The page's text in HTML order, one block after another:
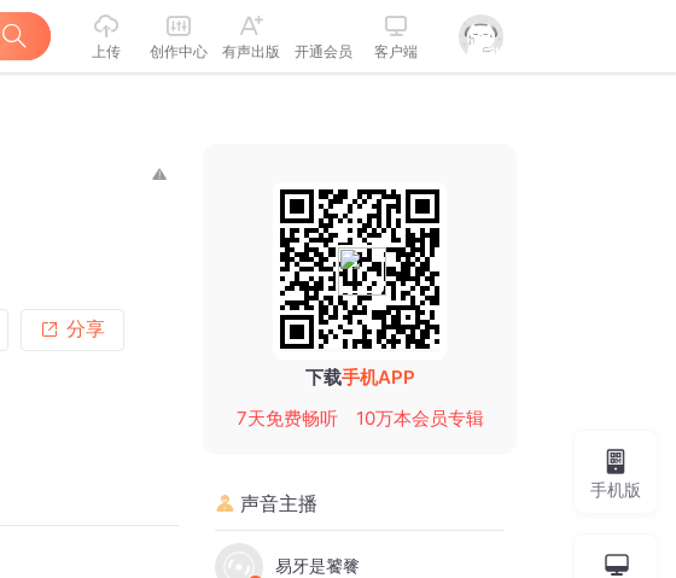
上传 创作中心 有声出版 开通会员 客户端
分享
下载手机APP
7天免费畅听
10万本会员专辑
声音主播
易牙是饕餮
手机版